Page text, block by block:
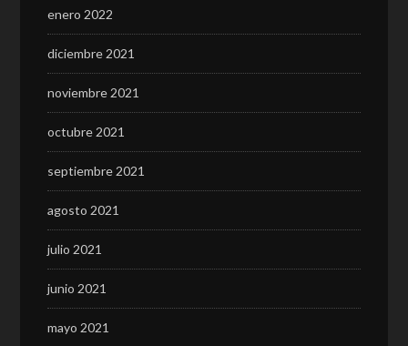
enero 2022
diciembre 2021
noviembre 2021
octubre 2021
septiembre 2021
agosto 2021
julio 2021
junio 2021
mayo 2021